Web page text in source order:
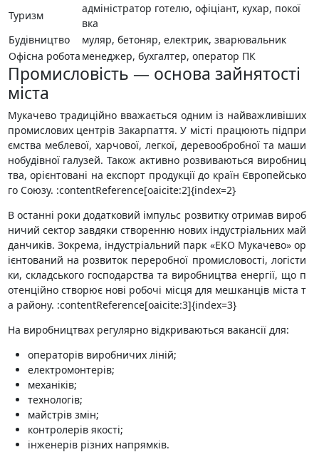
Туризм
адміністратор готелю, офіціант, кухар, покої
вка
Будівництво
муляр, бетоняр, електрик, зварювальник
Офісна робота менеджер, бухгалтер, оператор ПК
Промисловість — основа зайнятості
міста
Мукачево традиційно вважається одним із найважливіших
промислових центрів Закарпаття. У місті працюють підпри
ємства меблевої, харчової, легкої, деревообробної та маши
нобудівної галузей. Також активно розвиваються виробниц
тва, орієнтовані на експорт продукції до країн Європейсько
го Союзу. :contentReference[oaicite:2]{index=2}
В останні роки додатковий імпульс розвитку отримав вироб
ничий сектор завдяки створенню нових індустріальних май
данчиків. Зокрема, індустріальний парк «ЕКО Мукачево» ор
ієнтований на розвиток переробної промисловості, логісти
ки, складського господарства та виробництва енергії, що п
отенційно створює нові робочі місця для мешканців міста т
а району. :contentReference[oaicite:3]{index=3}
На виробництвах регулярно відкриваються вакансії для:
операторів виробничих ліній;
електромонтерів;
механіків;
технологів;
майстрів змін;
контролерів якості;
інженерів різних напрямків.